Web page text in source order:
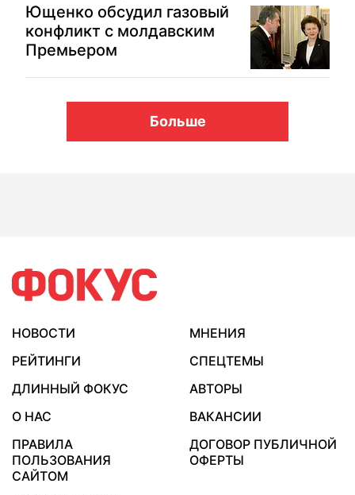
Ющенко обсудил газовый
конфликт с молдавским
Премьером
Больше
НОВОСТИ
МНЕНИЯ
РЕЙТИНГИ
СПЕЦТЕМЫ
ДЛИННЫЙ ФОКУС
АВТОРЫ
О НАС
ВАКАНСИИ
ПРАВИЛА
ПОЛЬЗОВАНИЯ
САЙТОМ
ДОГОВОР ПУБЛИЧНОЙ
ОФЕРТЫ